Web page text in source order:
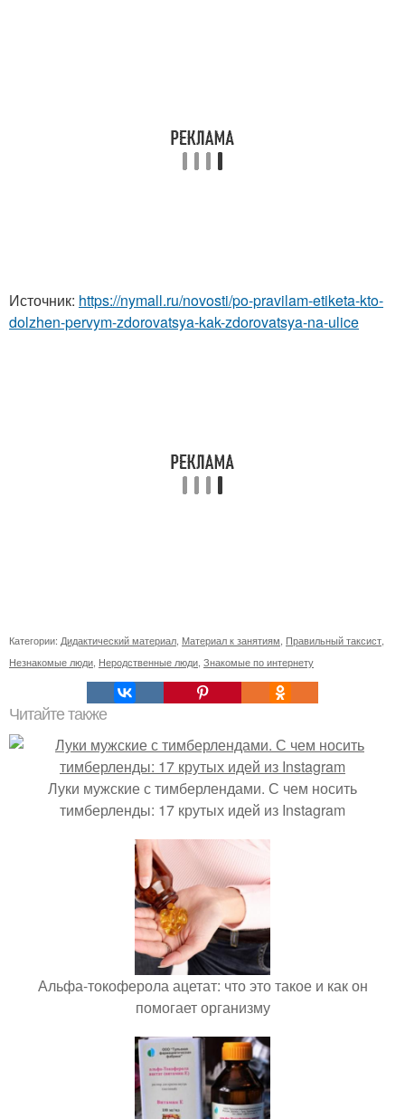
Источник: https://nymall.ru/novosti/po-pravilam-etiketa-kto-
dolzhen-pervym-zdorovatsya-kak-zdorovatsya-na-ulice
Категории: Дидактический материал Материал к занятиям Правильный таксист
Незнакомые люди Неродственные люди Знакомые по интернету
Читайте также
Луки мужские с тимберлендами. С чем носить
тимберленды: 17 крутых идей из Instagram
Альфа-токоферола ацетат: что это такое и как он
помогает организму